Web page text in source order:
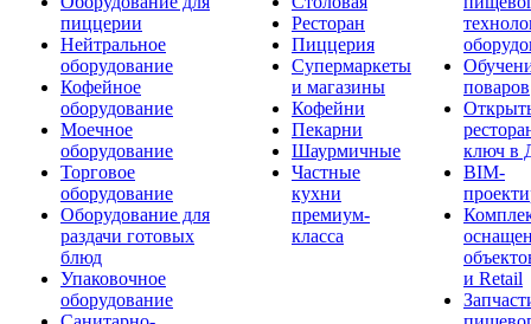
пиццерии
Нейтральное
оборудование
Кофейное
оборудование
Моечное
оборудование
Торговое
оборудование
Оборудование для
раздачи готовых
блюд
Упаковочное
оборудование
Ресторан
Пиццерия
Супермаркеты
и магазины
Кофейни
Пекарни
Шаурмичные
Частные
кухни
премиум-
класса
поваров
ключ в
BIM-
и Retail